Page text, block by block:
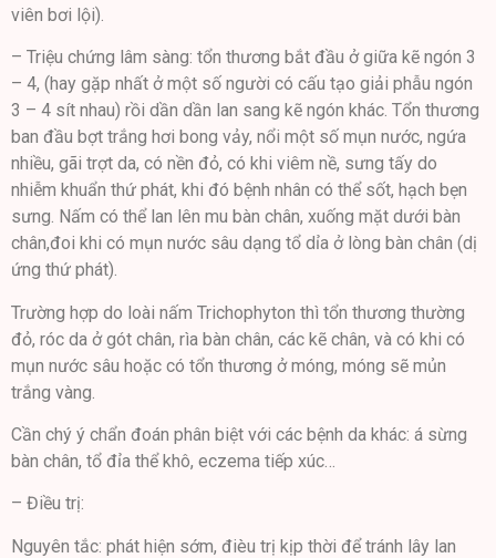
viên bơi lội).
– Triệu chứng lâm sàng: tổn thương bắt đầu ở giữa kẽ ngón 3
– 4, (hay gặp nhất ở một số người có cấu tạo giải phẫu ngón
3 – 4 sít nhau) rồi dần dần lan sang kẽ ngón khác. Tổn thương
ban đầu bợt trắng hơi bong vảy, nổi một số mụn nước, ngứa
nhiều, gãi trợt da, có nền đỏ, có khi viêm nề, sưng tấy do
nhiễm khuẩn thứ phát, khi đó bệnh nhân có thể sốt, hạch bẹn
sưng. Nấm có thể lan lên mu bàn chân, xuống mặt dưới bàn
chân,đoi khi có mụn nước sâu dạng tổ dỉa ở lòng bàn chân (dị
ứng thứ phát).
Trường hợp do loài nấm Trichophyton thì tổn thương thường
đỏ, róc da ở gót chân, rìa bàn chân, các kẽ chân, và có khi có
mụn nước sâu hoặc có tổn thương ở móng, móng sẽ mủn
trắng vàng.
Cần chý ý chẩn đoán phân biệt với các bệnh da khác: á sừng
bàn chân, tổ đỉa thể khô, eczema tiếp xúc…
– Điều trị:
Nguyên tắc: phát hiện sớm, đièu trị kịp thời để tránh lây lan